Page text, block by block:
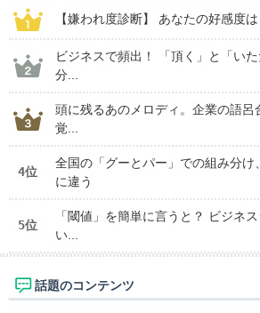
【嫌われ度診断】 あなたの好感度
ビジネスで頻出！ 「頂く」と「い
分...
頭に残るあのメロディ。企業の語呂
覚...
4位
全国の「グーとパー」での組み分け
に違う
5位
「閾値」を簡単に言うと？ ビジネ
い...
話題のコンテンツ